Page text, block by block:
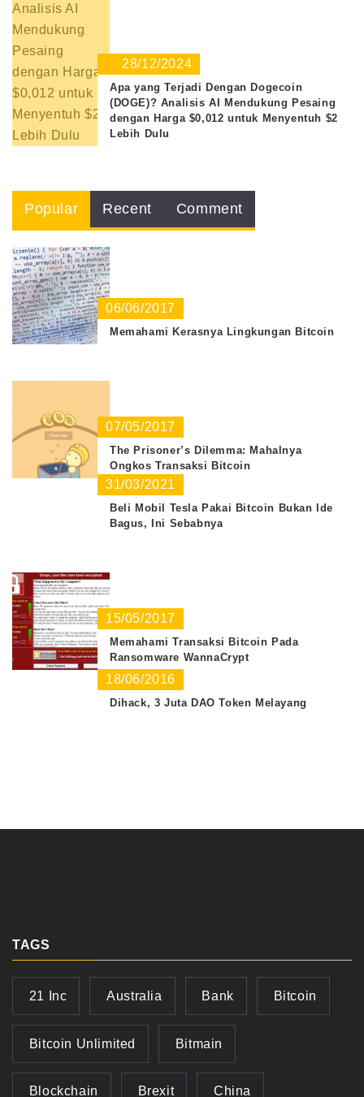
28/12/2024
Apa yang Terjadi Dengan Dogecoin
(DOGE)? Analisis AI Mendukung Pesaing
dengan Harga $0,012 untuk Menyentuh $2
Lebih Dulu
Popular Recent Comment
06/06/2017
Memahami Kerasnya Lingkungan Bitcoin
07/05/2017
The Prisoner’s Dilemma: Mahalnya
Ongkos Transaksi Bitcoin
31/03/2021
Beli Mobil Tesla Pakai Bitcoin Bukan Ide
Bagus, Ini Sebabnya
15/05/2017
Memahami Transaksi Bitcoin Pada
Ransomware WannaCrypt
18/06/2016
Dihack, 3 Juta DAO Token Melayang
TAGS
21 Inc Australia Bank Bitcoin
Bitcoin Unlimited Bitmain
Blockchain Brexit China